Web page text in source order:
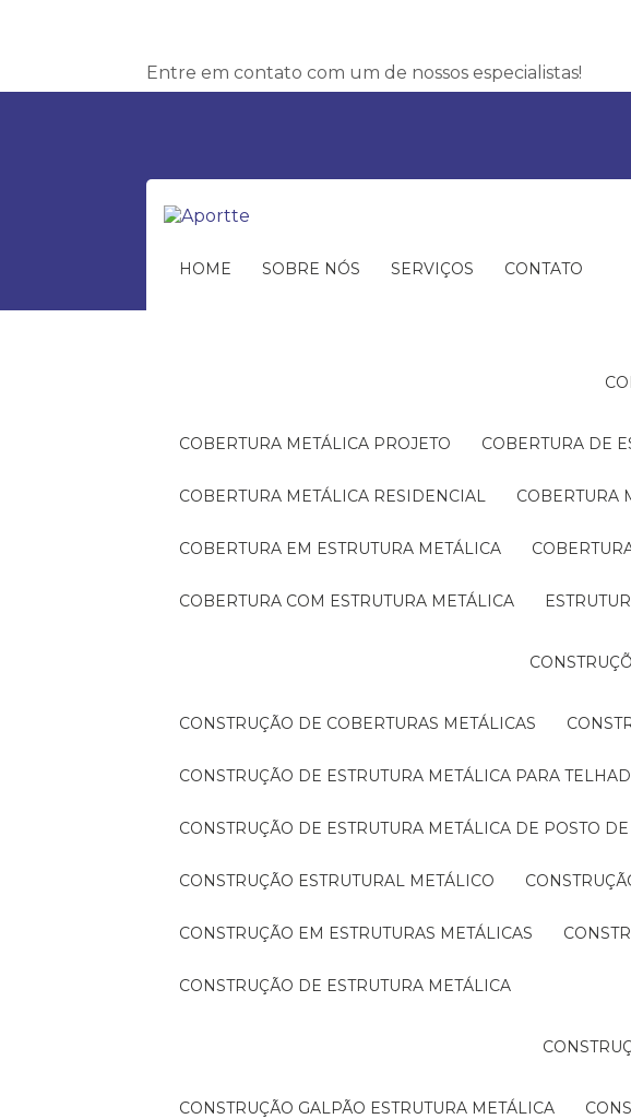
Entre em contato com um de nossos especialistas!
HOME SOBRE NÓS SERVIÇOS CONTATO
COBERTURA METÁLICA PROJETO COBERTURA DE
COBERTURA METÁLICA RESIDENCIAL COBERTURA
COBERTURA EM ESTRUTURA METÁLICA
COBERTURA COM ESTRUTURA METÁLICA
CONSTRUÇÃO DE COBERTURAS METÁLICAS
CONSTRUÇÃO DE ESTRUTURA METÁLICA PARA
CONSTRUÇÃO DE ESTRUTURA METÁLICA DE POSTO
CONSTRUÇÃO ESTRUTURAL METÁLICO
CONSTRUÇÃO EM ESTRUTURAS METÁLICAS
CONSTRUÇÃO DE ESTRUTURA METÁLICA
CONSTRUÇÃO GALPÃO ESTRUTURA METÁLICA